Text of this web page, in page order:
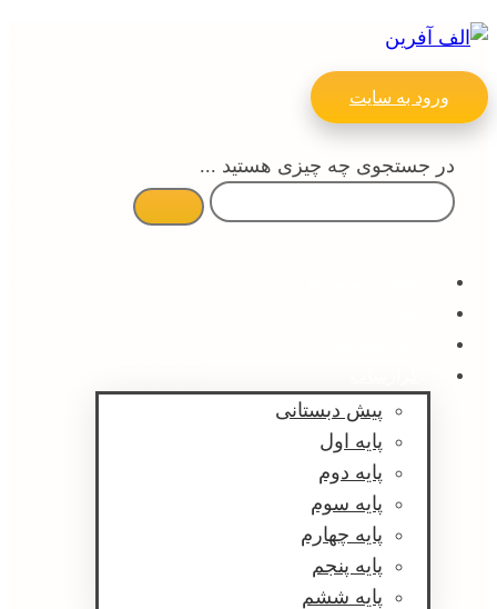
ورود به سایت
در جستجوی چه چیزی هستید ...
پیش دبستانی
پایه اول
پایه دوم
پایه سوم
پایه چهارم
پایه پنجم
پایه ششم